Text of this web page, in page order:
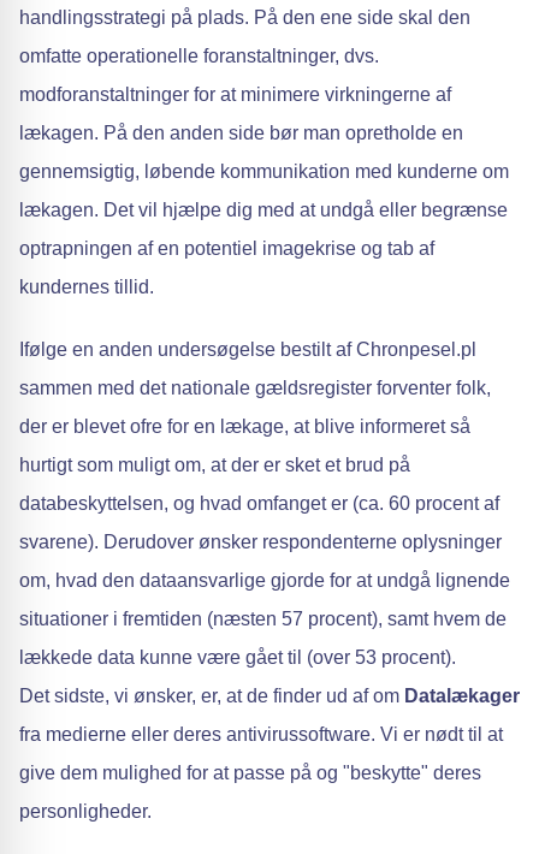
handlingsstrategi på plads. På den ene side skal den
omfatte operationelle foranstaltninger, dvs.
modforanstaltninger for at minimere virkningerne af
lækagen. På den anden side bør man opretholde en
gennemsigtig, løbende kommunikation med kunderne om
lækagen. Det vil hjælpe dig med at undgå eller begrænse
optrapningen af en potentiel imagekrise og tab af
kundernes tillid.
Ifølge en anden undersøgelse bestilt af Chronpesel.pl
sammen med det nationale gældsregister forventer folk,
der er blevet ofre for en lækage, at blive informeret så
hurtigt som muligt om, at der er sket et brud på
databeskyttelsen, og hvad omfanget er (ca. 60 procent af
svarene). Derudover ønsker respondenterne oplysninger
om, hvad den dataansvarlige gjorde for at undgå lignende
situationer i fremtiden (næsten 57 procent), samt hvem de
lækkede data kunne være gået til (over 53 procent).
Det sidste, vi ønsker, er, at de finder ud af om Datalækager
fra medierne eller deres antivirussoftware. Vi er nødt til at
give dem mulighed for at passe på og "beskytte" deres
personligheder.